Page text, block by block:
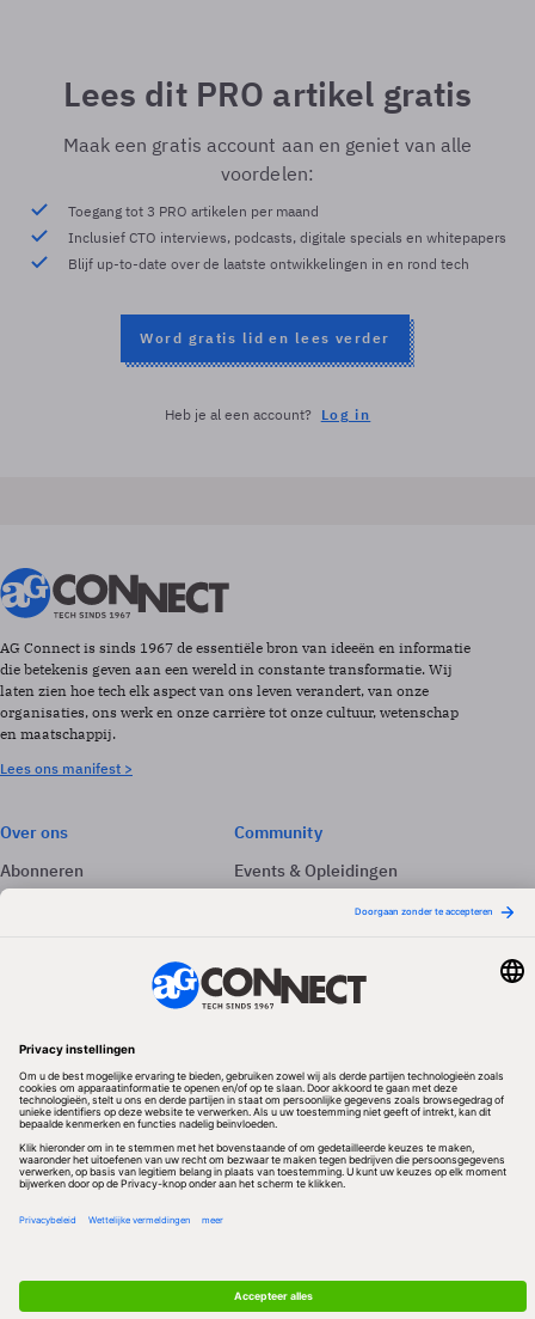
Lees dit PRO artikel gratis
Maak een gratis account aan en geniet van alle
voordelen:
Toegang tot 3 PRO artikelen per maand
Inclusief CTO interviews, podcasts, digitale specials en whitepapers
Blijf up-to-date over de laatste ontwikkelingen in en rond tech
Word gratis lid en lees verder
Heb je al een account? Log in
AG Connect is sinds 1967 de essentiële bron van ideeën en informatie
die betekenis geven aan een wereld in constante transformatie. Wij
laten zien hoe tech elk aspect van ons leven verandert, van onze
organisaties, ons werk en onze carrière tot onze cultuur, wetenschap
en maatschappij.
Lees ons manifest >
Over ons
Abonneren
Adverteren
Community
Events & Opleidingen
Volg ons
Redactionele partner
Algemene Voorwaarden & Copyrights